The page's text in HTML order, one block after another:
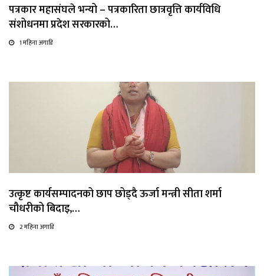
पत्रकार महासंघले भन्यो – पत्रकारिता छात्रवृत्ति कार्यविधि
संशोधनमा प्रदेश सरकारको…
1 महिना अगाडि
उत्कृष्ट कार्यसम्पादनको छाप छोड्दै ऊर्जा मन्त्री सीता शर्मा
चौधरीको बिदाइ,…
2 महिना अगाडि